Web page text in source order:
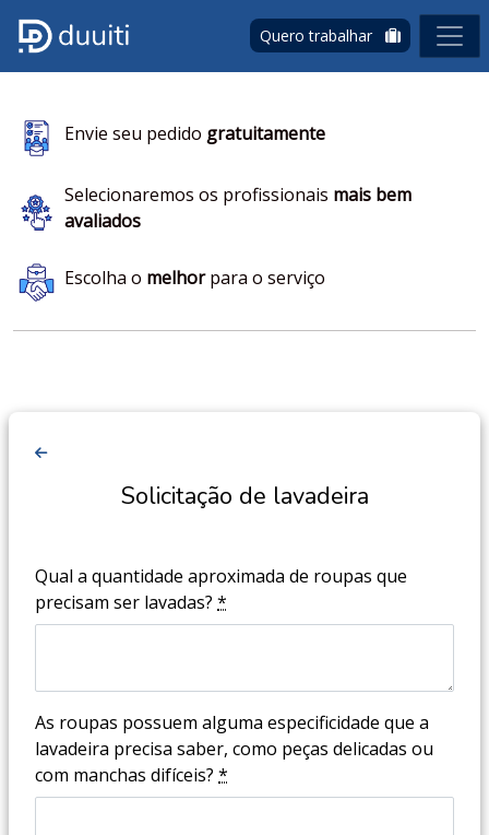
Quero trabalhar
Envie seu pedido gratuitamente
Selecionaremos os profissionais mais bem
avaliados
Escolha o melhorpara o serviço
Solicitação de lavadeira
Qual a quantidade aproximada de roupas que
precisam ser lavadas? *
As roupas possuem alguma especificidade que a
lavadeira precisa saber, como peças delicadas ou
com manchas difíceis? *